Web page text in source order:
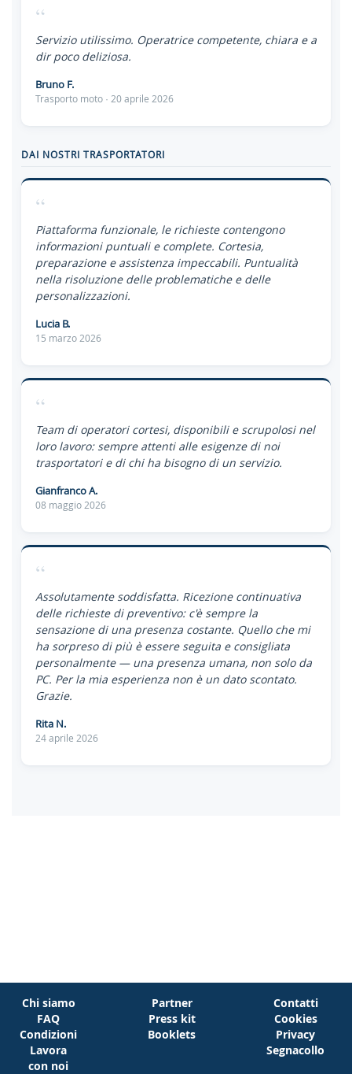
“
Servizio utilissimo. Operatrice competente, chiara e a
dir poco deliziosa.
Bruno F.
Trasporto moto · 20 aprile 2026
DAI NOSTRI TRASPORTATORI
“
Piattaforma funzionale, le richieste contengono
informazioni puntuali e complete. Cortesia,
preparazione e assistenza impeccabili. Puntualità
nella risoluzione delle problematiche e delle
personalizzazioni.
Lucia B.
15 marzo 2026
“
Team di operatori cortesi, disponibili e scrupolosi nel
loro lavoro: sempre attenti alle esigenze di noi
trasportatori e di chi ha bisogno di un servizio.
Gianfranco A.
08 maggio 2026
“
Assolutamente soddisfatta. Ricezione continuativa
delle richieste di preventivo: c'è sempre la
sensazione di una presenza costante. Quello che mi
ha sorpreso di più è essere seguita e consigliata
personalmente — una presenza umana, non solo da
PC. Per la mia esperienza non è un dato scontato.
Grazie.
Rita N.
24 aprile 2026
Chi siamo
FAQ
Condizioni
Lavora
con noi
Partner
Press kit
Booklets
Contatti
Cookies
Privacy
Segnacollo